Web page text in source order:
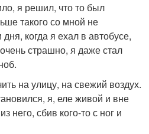
я решил, что то был
такого со мной не
когда я ехал в автобусе,
страшно, я даже стал
на улицу, на свежий воздух.
я, еле живой и вне
него, сбив кого-то с ног и